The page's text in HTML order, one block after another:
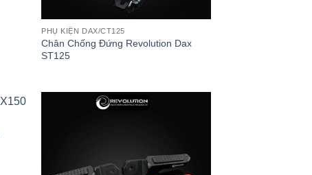
PHỤ KIỆN DAX/CT125
Chân Chống Đứng Revolution Dax
ST125